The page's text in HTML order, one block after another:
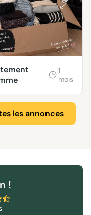
1
mois
les annonces
!